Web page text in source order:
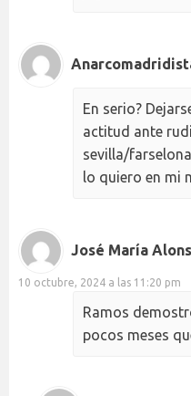
En serio?
actitud ante
sevilla/
lo quiero en mi
José María
10 octubre, 2024 a las 11:20 pm
Ramos
pocos meses